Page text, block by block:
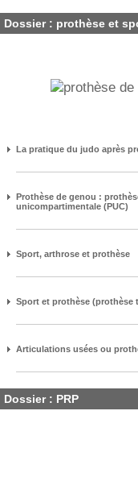
Dossier : prothèse et
La pratique du judo après
Prothèse de genou :
unicompartimentale (PUC)
Sport, arthrose et prothèse
Sport et prothèse (prothèse
Articulations usées ou
Dossier : PRP